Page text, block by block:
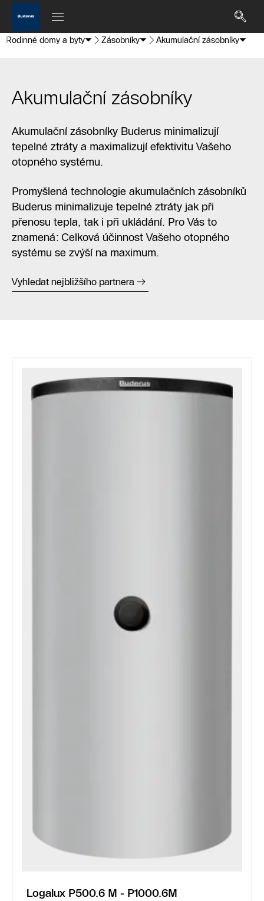
Rodinné domy a byty Zásobníky Akumulační zásobníky
Akumulační zásobníky
Akumulační zásobníky Buderus minimalizují
tepelné ztráty a maximalizují efektivitu Vašeho
otopného systému.
Promyšlená technologie akumulačních zásobníků
Buderus minimalizuje tepelné ztráty jak při
přenosu tepla, tak i při ukládání. Pro Vás to
znamená: Celková účinnost Vašeho otopného
systému se zvýší na maximum.
Vyhledat nejbližšího partnera
Logalux P500.6 M - P1000.6M